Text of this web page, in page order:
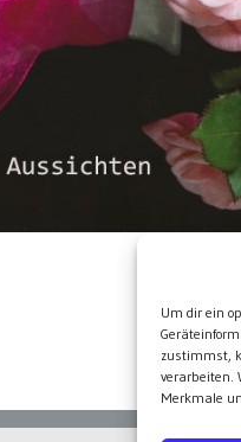
Um dir ein
zustimmst,
verarbeiten.
Merkmale